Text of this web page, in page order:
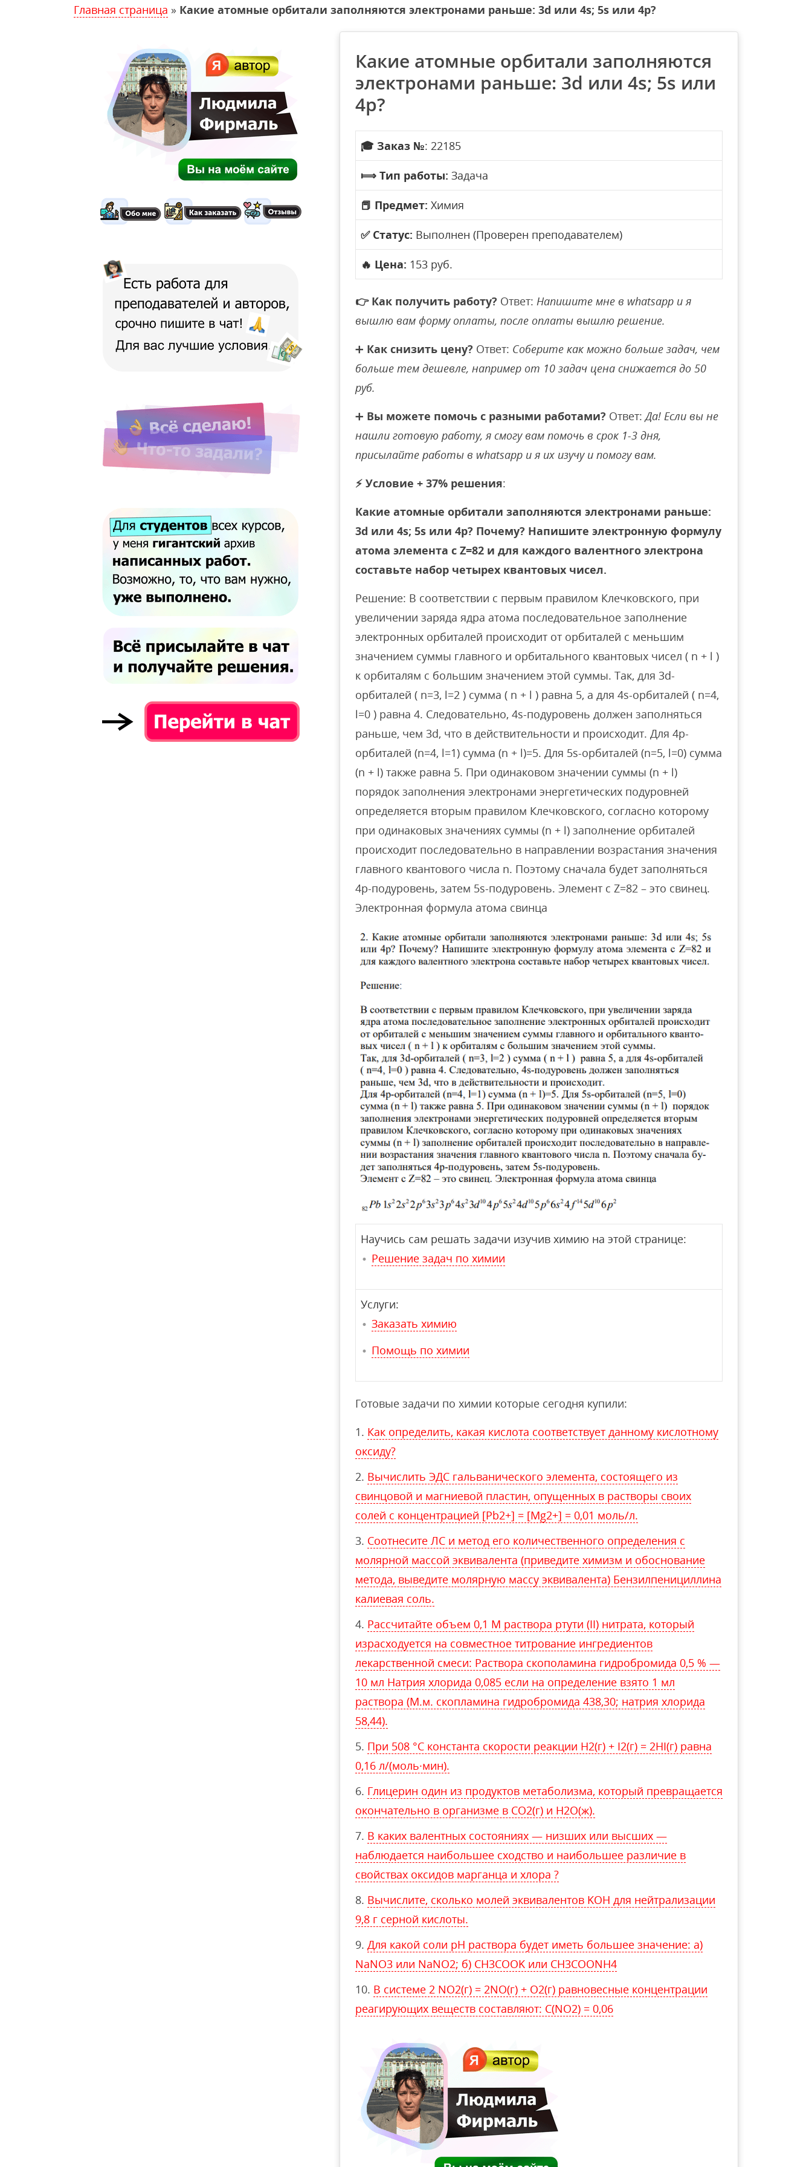
Главная страница » Какие атомные орбитали заполняются электронами раньше: 3d или 4s; 5s или 4p?
Какие атомные орбитали заполняются
электронами раньше: 3d или 4s; 5s или
4p?
🎓 Заказ №: 22185
⟾ Тип работы: Задача
📕 Предмет: Химия
✅ Статус: Выполнен (Проверен преподавателем)
🔥 Цена: 153 руб.
👉 Как получить работу? Ответ: Напишите мне в whatsapp и я
вышлю вам форму оплаты, после оплаты вышлю решение.
➕ Как снизить цену? Ответ: Соберите как можно больше задач, чем
больше тем дешевле, например от 10 задач цена снижается до 50
руб.
➕ Вы можете помочь с разными работами? Ответ:Да! Если вы не
нашли готовую работу, я смогу вам помочь в срок 1-3 дня,
присылайте работы в whatsapp и я их изучу и помогу вам.
⚡ Условие + 37% решения:
Какие атомные орбитали заполняются электронами раньше:
3d или 4s; 5s или 4p? Почему? Напишите электронную формулу
атома элемента с Z=82 и для каждого валентного электрона
составьте набор четырех квантовых чисел.
Решение: В соответствии с первым правилом Клечковского, при
увеличении заряда ядра атома последовательное заполнение
электронных орбиталей происходит от орбиталей с меньшим
значением суммы главного и орбитального квантовых чисел ( n + l )
к орбиталям с большим значением этой суммы. Так, для 3d-
орбиталей ( n=3, l=2 ) сумма ( n + l ) равна 5, а для 4s-орбиталей ( n=4,
l=0 ) равна 4. Следовательно, 4s-подуровень должен заполняться
раньше, чем 3d, что в действительности и происходит. Для 4p-
орбиталей (n=4, l=1) сумма (n + l)=5. Для 5s-орбиталей (n=5, l=0) сумма
(n + l) также равна 5. При одинаковом значении суммы (n + l)
порядок заполнения электронами энергетических подуровней
определяется вторым правилом Клечковского, согласно которому
при одинаковых значениях суммы (n + l) заполнение орбиталей
происходит последовательно в направлении возрастания значения
главного квантового числа n. Поэтому сначала будет заполняться
4p-подуровень, затем 5s-подуровень. Элемент с Z=82 – это свинец.
Электронная формула атома свинца
Научись сам решать задачи изучив химию на этой странице:
Решение задач по химии
Услуги:
Заказать химию
Помощь по химии
Готовые задачи по химии которые сегодня купили:
Как определить, какая кислота соответствует данному кислотному
оксиду?
Вычислить ЭДС гальванического элемента, состоящего из
свинцовой и магниевой пластин, опущенных в растворы своих
солей с концентрацией [Pb2+] = [Mg2+] = 0,01 моль/л.
Соотнесите ЛС и метод его количественного определения с
молярной массой эквивалента (приведите химизм и обоснование
метода, выведите молярную массу эквивалента) Бензилпенициллина
калиевая соль.
Рассчитайте объем 0,1 М раствора ртути (II) нитрата, который
израсходуется на совместное титрование ингредиентов
лекарcтвенной смеси: Раствора скополамина гидробромида 0,5 % —
10 мл Натрия хлорида 0,085 если на определение взято 1 мл
раствора (М.м. скопламина гидробромида 438,30; натрия хлорида
58,44).
При 508 °С константа скорости реакции H2(г) + I2(г) = 2HI(г) равна
0,16 л/(моль·мин).
Глицерин один из продуктов метаболизма, который превращается
окончательно в организме в CO2(г) и H2O(ж).
В каких валентных состояниях — низших или высших —
наблюдается наибольшее сходство и наибольшее различие в
свойствах оксидов марганца и хлора ?
Вычислите, сколько молей эквивалентов KOH для нейтрализации
9,8 г серной кислоты.
Для какой соли рН раствора будет иметь большее значение: а)
NaNO3 или NaNO2; б) CH3COOK или CH3COONH4
В системе 2 NO2(г) = 2NO(г) + O2(г) равновесные концентрации
реагирующих веществ составляют: C(NO2) = 0,06